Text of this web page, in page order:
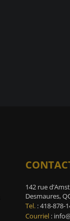
142 rue
Desmaures,
Tel.:418-878-
Courriel: